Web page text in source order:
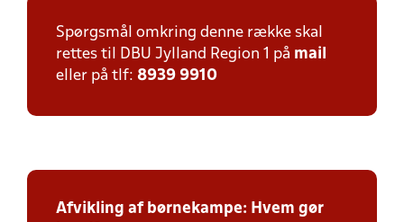
Spørgsmål omkring denne række skal
rettes til DBU Jylland Region 1 på mail
eller på tlf: 8939 9910
Afvikling af børnekampe: Hvem gør